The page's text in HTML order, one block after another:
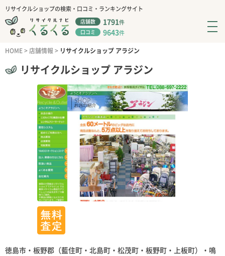
リサイクルショップの検索・口コミ・ランキングサイト
店舗数 1791件
口コミ 9643件
HOME>店舗情報 > リサイクルショップ アラジン
リサイクルショップ アラジン
徳島市・板野郡（藍住町・北島町・松茂町・板野町・上板町）・鳴